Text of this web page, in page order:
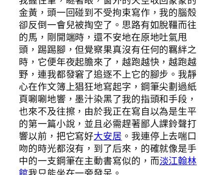
金黃，頭一回碰到不受拘束寫作，我的腦殼
卻反倒一會兒被掏空了。思路有如脫韁而往
的馬，剛開端時，還不安地在原地吐氣甩
頭，踢踢腳，但覺察果真沒有任何的羈絆之
時，它便年夜起膽來了，越跑越快，越跑越
野，連我都發窘了追逐不上它的腳步。我靜
心在作文簿上猖狂地寫起字，鋼筆尖劃過紙
頁唰唰地響，墨汁染黑了我的指頭和手段，
也來不及往擦，由於我正在寫自以為是生平
的第一篇小說，並且必需趕著鄙人課鈴聲打
響以前，把它寫好大安居 。我連停上去喘口
吻的時光都沒有，到了后來，的確就像是手
中的一支鋼筆在主動書寫似的，而淡江翰林